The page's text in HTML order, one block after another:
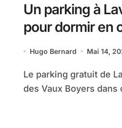
Un parking à
pour dormir en
en van
Hugo Bernard Mai 14,
Le parking gratuit de Lavardin, situé au 7 rue
des Vaux Boyers dans